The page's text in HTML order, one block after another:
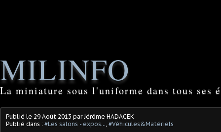
MILINFO
La miniature sous l'uniforme dans tous ses
Publié le 29 Août 2013 par Jérôme HADACEK
Publié dans : #Les salons - expos..., #Véhicules&Matériels